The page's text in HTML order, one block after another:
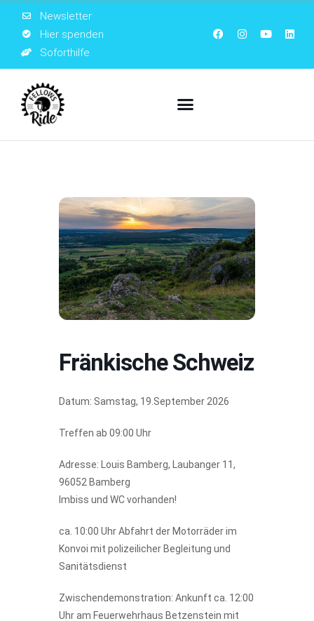
Newsletter
Hier spenden
Soforthilfe
Fränkische Schweiz
Datum: Samstag, 19.September 2026
Treffen ab 09:00 Uhr
Adresse: Louis Bamberg, Laubanger 11,
96052 Bamberg
Imbiss und WC vorhanden!
ca. 10:00 Uhr Abfahrt der Motorräder im
Konvoi mit polizeilicher Begleitung und
Sanitätsdienst
Zwischendemonstration: Ankunft ca. 12:00
Uhr am Feuerwehrhaus Betzenstein mit